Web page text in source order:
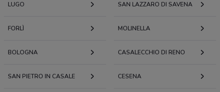
LUGO SAN LAZZARO DI SAVENA
FORLÌ MOLINELLA
BOLOGNA CASALECCHIO DI RENO
SAN PIETRO IN CASALE CESENA